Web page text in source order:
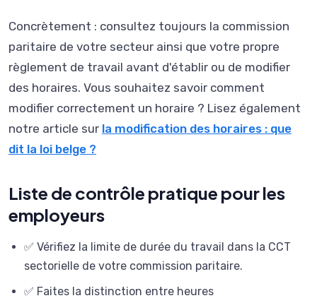
Concrètement : consultez toujours la commission
paritaire de votre secteur ainsi que votre propre
règlement de travail avant d'établir ou de modifier
des horaires. Vous souhaitez savoir comment
modifier correctement un horaire ? Lisez également
notre article sur la modification des horaires : que
dit la loi belge ?
Liste de contrôle pratique pour les
employeurs
✅ Vérifiez la limite de durée du travail dans la CCT
sectorielle de votre commission paritaire.
✅ Faites la distinction entre heures